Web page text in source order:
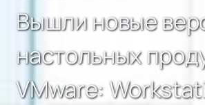
Вышли новые
настольных
VMware: